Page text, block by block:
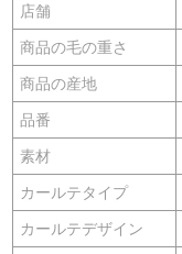
店舗
商品の毛の重さ
商品の産地
品番
素材
カールテタイプ
カールテデザイン